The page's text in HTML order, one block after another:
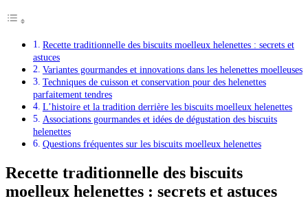
Recette traditionnelle des biscuits moelleux helenettes : secrets et
astuces
Variantes gourmandes et innovations dans les helenettes moelleuses
Techniques de cuisson et conservation pour des helenettes
parfaitement tendres
L’histoire et la tradition derrière les biscuits moelleux helenettes
Associations gourmandes et idées de dégustation des biscuits
helenettes
Questions fréquentes sur les biscuits moelleux helenettes
Recette traditionnelle des biscuits
moelleux helenettes : secrets et astuces